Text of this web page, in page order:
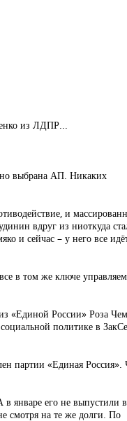
из ЛДПР...
выбрана АП. Никаких
и
вдруг из ниоткуда
и сейчас – у него все
в том же ключе
«Единой России» Роза
политике в
партии «Единая Россия».
январе его не выпустили в
смотря на те же долги. По